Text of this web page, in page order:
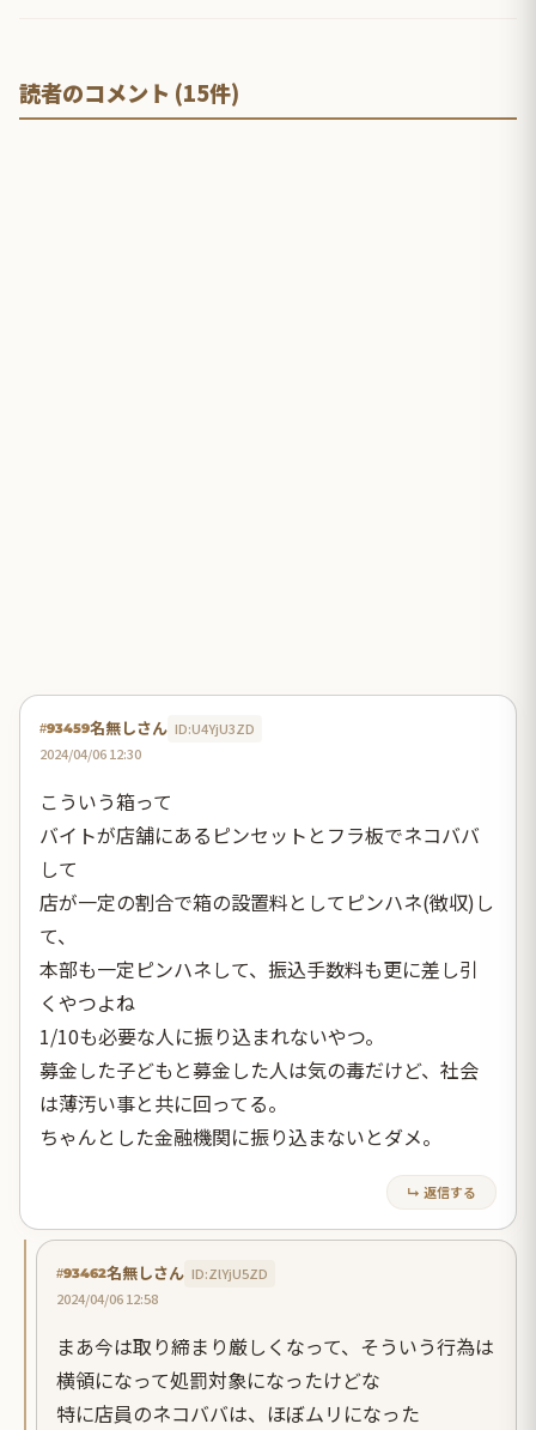
読者のコメント (15件)
#93459名無しさん ID:U4YjU3ZD
2024/04/06 12:30
こういう箱って
バイトが店舗にあるピンセットとフラ板でネコババ
して
店が一定の割合で箱の設置料としてピンハネ(徴収)し
て、
本部も一定ピンハネして、振込手数料も更に差し引
くやつよね
1/10も必要な人に振り込まれないやつ。
募金した子どもと募金した人は気の毒だけど、社会
は薄汚い事と共に回ってる。
ちゃんとした金融機関に振り込まないとダメ。
↳ 返信する
#93462名無しさん ID:ZlYjU5ZD
2024/04/06 12:58
まあ今は取り締まり厳しくなって、そういう行為は
横領になって処罰対象になったけどな
特に店員のネコババは、ほぼムリになった